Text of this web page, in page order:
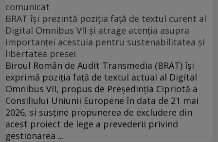
comunicat
BRAT își prezintă poziția față de textul curent al
Digital Omnibus VII și atrage atenția asupra
importanței acestuia pentru sustenabilitatea și
libertatea presei
Biroul Român de Audit Transmedia (BRAT) își
exprimă poziția față de textul actual al Digital
Omnibus VII, propus de Președinția Cipriotă a
Consiliului Uniunii Europene în data de 21 mai
2026, si susține propunerea de excludere din
acest proiect de lege a prevederii privind
gestionarea ...